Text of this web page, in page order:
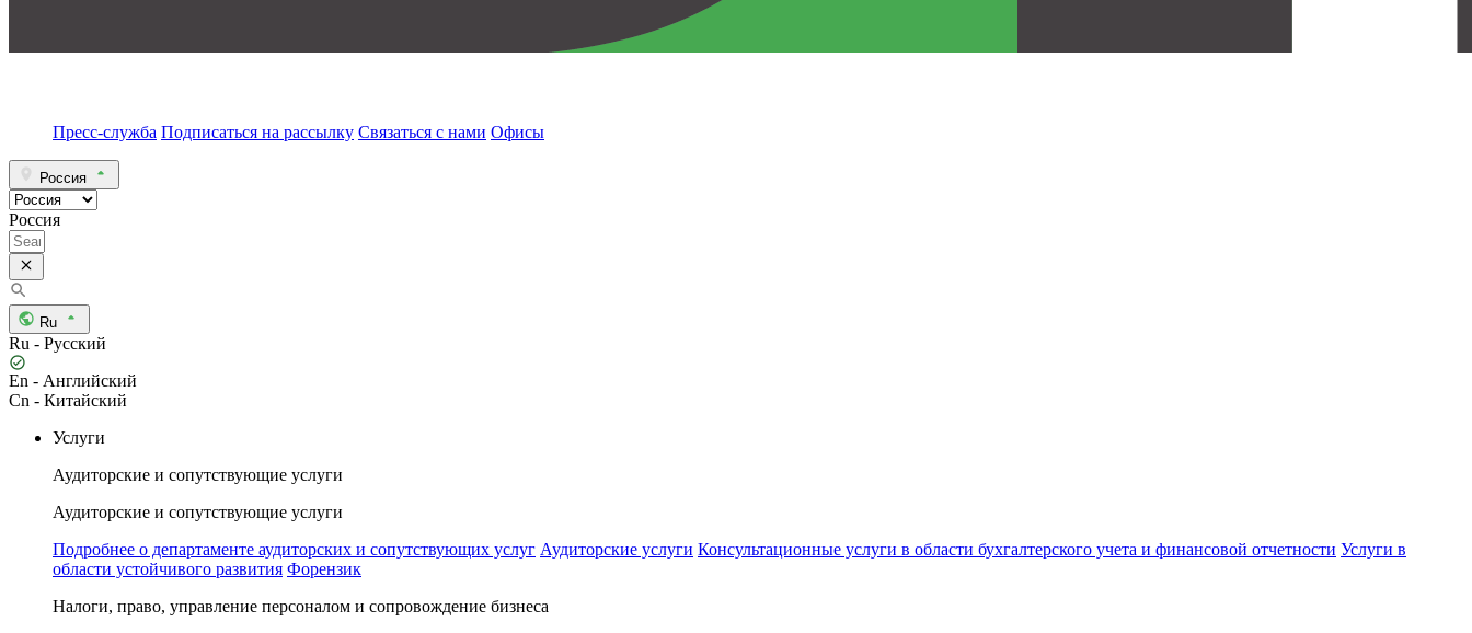
Пресс-служба Подписаться на рассылку Связаться с нами Офисы
Россия
Россия
Ru
Ru - Русский
En - Английский
Cn - Китайский
Услуги
Аудиторские и сопутствующие услуги
Аудиторские и сопутствующие услуги
Подробнее о департаменте аудиторских и сопутствующих услуг Аудиторские услуги Консультационные услуги в области бухгалтерского учета и финансовой отчетности Услуги в
области устойчивого развития Форензик
Налоги, право, управление персоналом и сопровождение бизнеса